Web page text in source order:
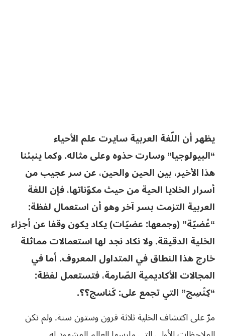
يظهر أن اللّغة العربية سايرت علم الأحياء
“البيولوجيا” وسارت حذوه وعلى مثاله. وكما ينبئنا
هذا الأخير، بين الحين والحين، عن سر عجيب من
أسرار الخلايا الحية من حيث مكوّناتها، فإن اللغة
العربية التزمت بسر آخر وهو أن استعمال لفظة:
“عُضيّة” (وجمعها: عضيّات) يكاد يكون وقفا عن أجزاء
الخلية الدقيقة. ولا نكاد نجد لها استعمالات مماثلة
خارج هذا النطاق في المتداول المعروف. أما في
المجالات الأكاديمية الصّارمة، فتستعمل لفظة:
“كِنْسِج” التي تجمع على: كَناسج؟؟.
مرّ على اكتشاف الخلية ثلاثة قرون وستون سنة. ولم تكن